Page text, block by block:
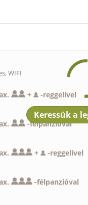
WIFI
+ -reggelivel
-félpanzióval
+ -reggelivel
-félpanzióval